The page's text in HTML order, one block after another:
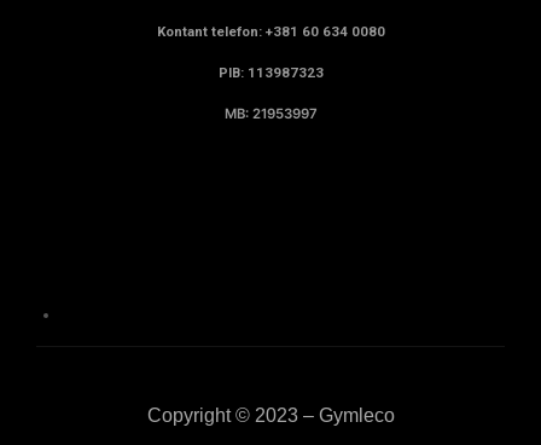
Kontant telefon: +381 60 634 0080
PIB: 113987323
MB: 21953997
Copyright © 2023 – Gymleco